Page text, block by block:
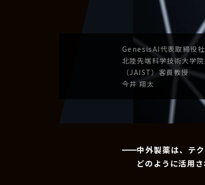
GenesisAI代表取締役
北陸先端科学技術大学
（JAIST）客員教授
今井 翔太
中外製薬は、テ
どのように活用